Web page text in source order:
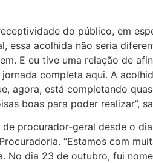
do público, em
acolhida não seria
E eu tive uma relação de
completa aqui. A
agora, está completando
boas para poder realizar”,
procurador-geral desde o
“Estamos com
No dia 23 de outubro, fui